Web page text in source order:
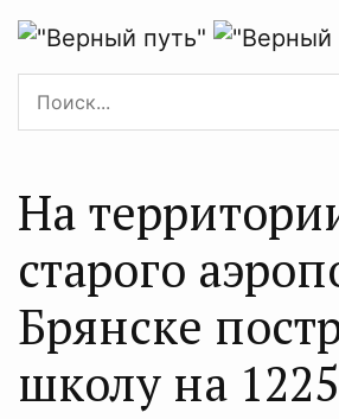
На
старого
Брянске
школу на